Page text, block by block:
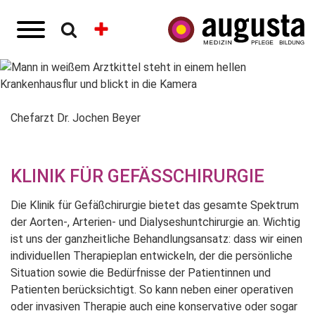
Chefarzt Dr. Jochen Beyer
KLINIK FÜR GEFÄSSCHIRURGIE
Die Klinik für Gefäßchirurgie bietet das gesamte Spektrum
der Aorten-, Arterien- und Dialyseshuntchirurgie an. Wichtig
ist uns der ganzheitliche Behandlungsansatz: dass wir einen
individuellen Therapieplan entwickeln, der die persönliche
Situation sowie die Bedürfnisse der Patientinnen und
Patienten berücksichtigt. So kann neben einer operativen
oder invasiven Therapie auch eine konservative oder sogar